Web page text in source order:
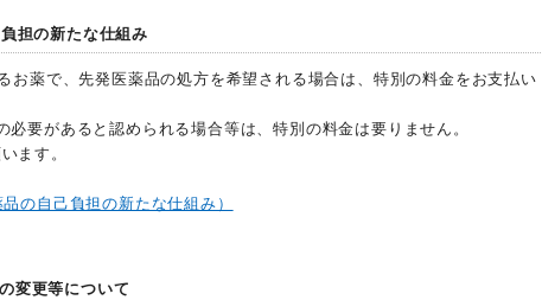
担の新たな仕組み
お薬で、先発医薬品の処方を希望される場合は、特別の料金をお支払い
要があると認められる場合等は、特別の料金は要りません。
ます。
の自己負担の新たな仕組み）
変更等について